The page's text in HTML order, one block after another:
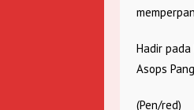
Hadir
Asops
(Pen/red)